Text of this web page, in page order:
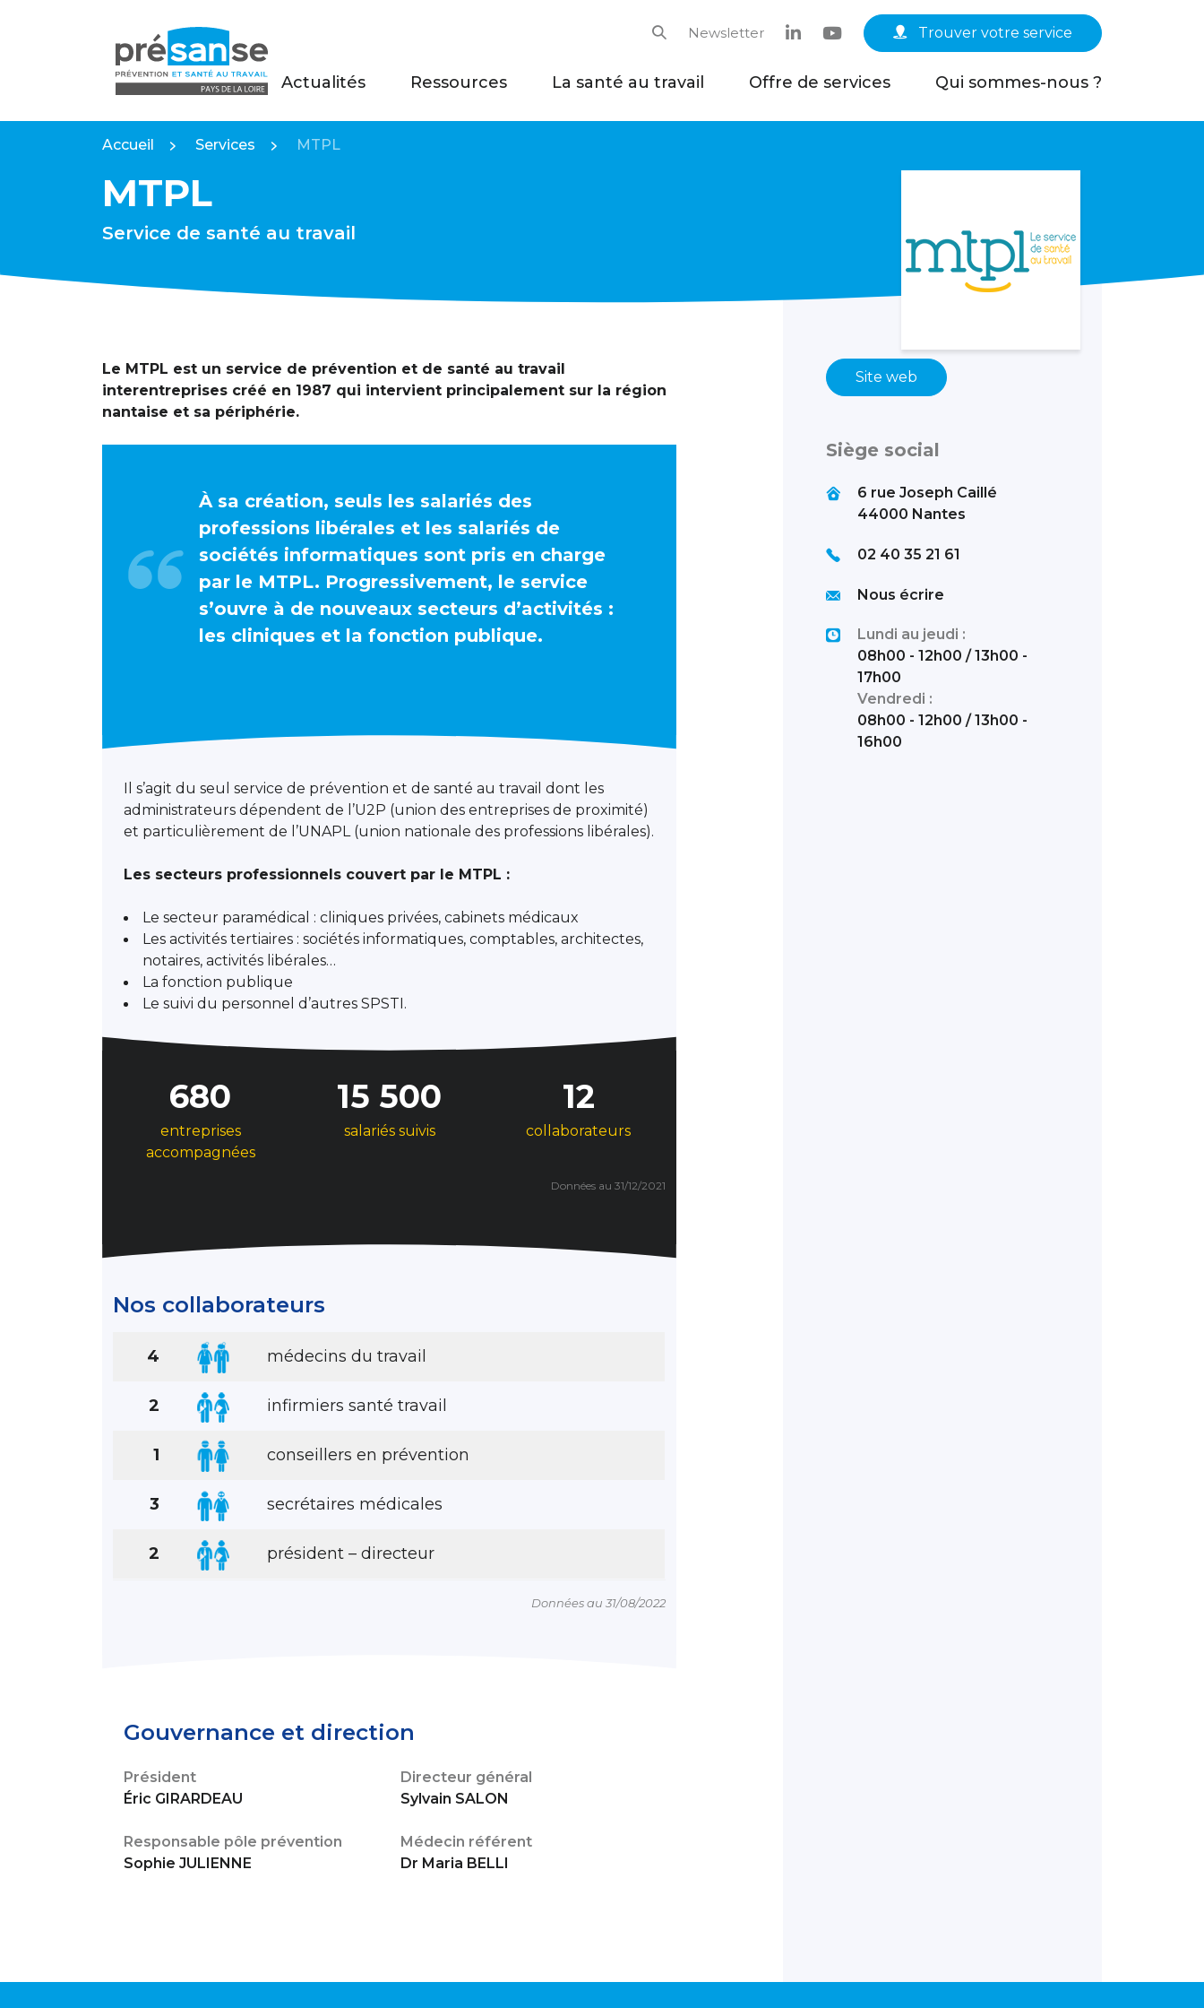
Newsletter LinkedinYouTube Trouver votre service
Actualités Ressources La santé au travail Offre de services Qui sommes-nous ?
MTPL
Service de santé au travail
Accueil Services MTPL
Le MTPL est un service de prévention et de santé au travail
interentreprises créé en 1987 qui intervient principalement sur la région
nantaise et sa périphérie.
À sa création, seuls les salariés des
professions libérales et les salariés de
sociétés informatiques sont pris en charge
par le MTPL. Progressivement, le service
s’ouvre à de nouveaux secteurs d’activités :
les cliniques et la fonction publique.
Il s’agit du seul service de prévention et de santé au travail dont les
administrateurs dépendent de l’U2P (union des entreprises de proximité)
et particulièrement de l’UNAPL (union nationale des professions libérales).
Les secteurs professionnels couvert par le MTPL :
Le secteur paramédical : cliniques privées, cabinets médicaux
Les activités tertiaires : sociétés informatiques, comptables, architectes,
notaires, activités libérales…
La fonction publique
Le suivi du personnel d’autres SPSTI.
680
entreprises
accompagnées
15 500
salariés suivis
12
collaborateurs
Données au 31/12/2021
Nos collaborateurs
4 médecins du travail
2 infirmiers santé travail
1 conseillers en prévention
3 secrétaires médicales
2 président – directeur
Données au 31/08/2022
Gouvernance et direction
Président
Éric GIRARDEAU
Directeur général
Sylvain SALON
Responsable pôle prévention
Sophie JULIENNE
Médecin référent
Dr Maria BELLI
Site web
Siège social
6 rue Joseph Caillé
44000 Nantes
02 40 35 21 61
Nous écrire
Lundi au jeudi :
08h00 - 12h00 / 13h00 -
17h00
Vendredi :
08h00 - 12h00 / 13h00 -
16h00